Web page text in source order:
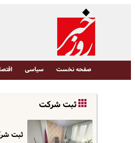
صفحه نخست سیاسی
ثبت شرکت
ثبت